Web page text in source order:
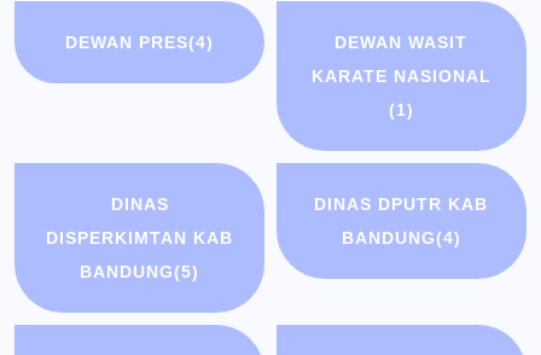
DEWAN PRES(4)
DEWAN WASIT
KARATE NASIONAL
(1)
DINAS
DISPERKIMTAN KAB
BANDUNG(5)
DINAS DPUTR KAB
BANDUNG(4)